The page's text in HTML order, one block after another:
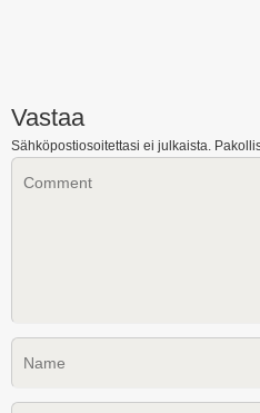
Vastaa
Sähköpostiosoitettasi ei julkaista.